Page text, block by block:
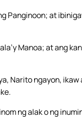
Panginoon; at
Manoa; at ang
Narito ngayon, ikaw
ng alak o ng